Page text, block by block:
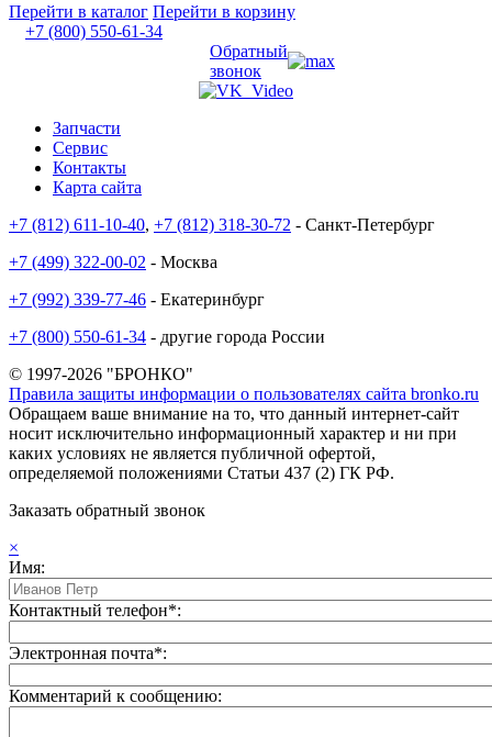
Перейти в каталог Перейти в корзину
+7 (800) 550-61-34
Обратный
звонок
Запчасти
Сервис
Контакты
Карта сайта
+7 (812) 611-10-40, +7 (812) 318-30-72 - Санкт-Петербург
+7 (499) 322-00-02 - Москва
+7 (992) 339-77-46 - Екатеринбург
+7 (800) 550-61-34 - другие города России
© 1997-2026 "БРОНКО"
Правила защиты информации о пользователях сайта bronko.ru
Обращаем ваше внимание на то, что данный интернет-сайт
носит исключительно информационный характер и ни при
каких условиях не является публичной офертой,
определяемой положениями Статьи 437 (2) ГК РФ.
Заказать обратный звонок
×
Имя:
Контактный телефон*:
Электронная почта*:
Комментарий к сообщению: